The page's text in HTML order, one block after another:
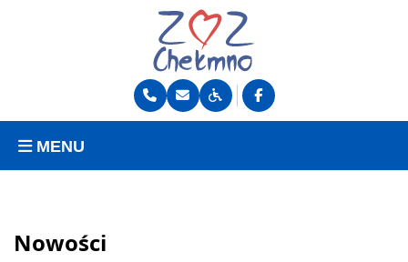
MENU
Nowości